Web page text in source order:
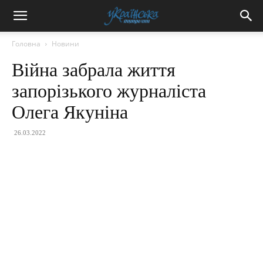
Головна Новини
Війна забрала життя
запорізького журналіста
Олега Якуніна
26.03.2022